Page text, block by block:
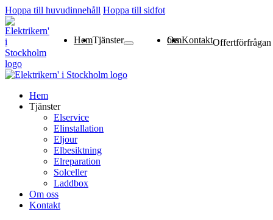
Hoppa till huvudinnehåll Hoppa till sidfot
HemTjänsterElservice
Elinstallation
Eljour
Elbesiktning
Elreparation
Solceller
Laddbox Om oss KontaktOffertförfrågan
Hem
Tjänster
Elservice
Elinstallation
Eljour
Elbesiktning
Elreparation
Solceller
Laddbox
Om oss
Kontakt